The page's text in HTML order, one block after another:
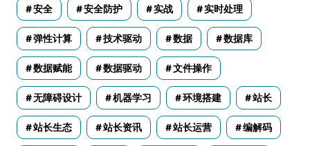
安全 安全防护 实战 实时处理
弹性计算 技术驱动 数据 数据库
数据赋能 数据驱动 文件操作
无障碍设计 机器学习 环境搭建 站长
站长生态 站长资讯 站长运营 编解码